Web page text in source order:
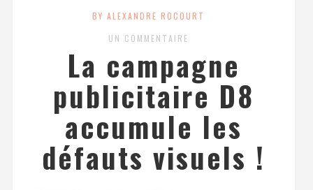
BY ALEXANDRE ROCOURT
UN COMMENTAIRE
La campagne
publicitaire D8
accumule les
défauts visuels !